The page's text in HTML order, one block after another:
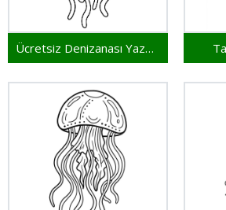
Ücretsiz Denizanası Yazdırılabilir